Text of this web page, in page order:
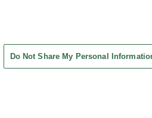
Do Not Share My Personal